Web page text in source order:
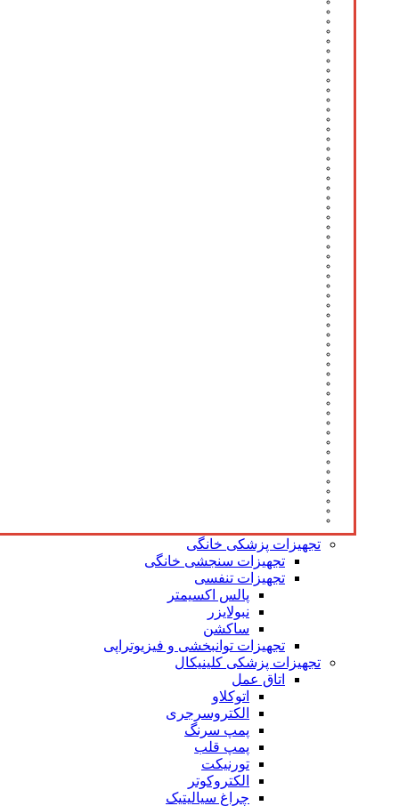
تجهیزات پزشکی خانگی
تجهیزات سنجشی خانگی
تجهیزات تنفسی
پالس اکسیمتر
نبولایزر
ساکشن
تجهیزات توانبخشی و فیزیوتراپی
تجهیزات پزشکی کلینیکال
اتاق عمل
اتوکلاو
الکتروسرجری
پمپ سرنگ
پمپ قلب
تورنیکت
الکتروکوتر
چراغ سیالیتیک